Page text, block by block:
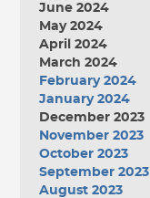
June 2024
May 2024
April 2024
March 2024
February 2024
January 2024
December 2023
November 2023
October 2023
September 2023
August 2023